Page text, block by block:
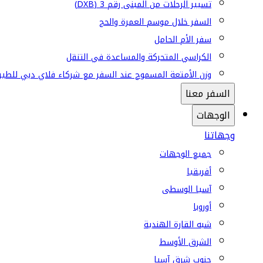
تسيير الرحلات من المبنى رقم 3 (DXB)
السفر خلال موسم العمرة والحج
سفر الأم الحامل
الكراسي المتحركة والمساعدة في التنقل
وزن الأمتعة المسموح عند السفر مع شركاء فلاي دبي
السفر معنا
الوجهات
وجهاتنا
جميع الوجهات
أفريقيا
آسيا الوسطى
أوروبا
شبه القارة الهندية
الشرق الأوسط
جنوب شرق آسيا